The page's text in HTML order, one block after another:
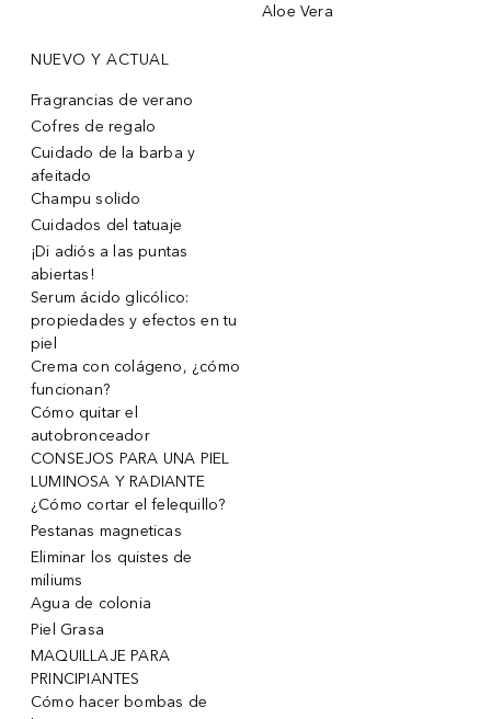
Aloe Vera
NUEVO Y ACTUAL
Fragrancias de verano
Cofres de regalo
Cuidado de la barba y
afeitado
Champu solido
Cuidados del tatuaje
¡Di adiós a las puntas
abiertas!
Serum ácido glicólico:
propiedades y efectos en tu
piel
Crema con colágeno, ¿cómo
funcionan?
Cómo quitar el
autobronceador
CONSEJOS PARA UNA PIEL
LUMINOSA Y RADIANTE
¿Cómo cortar el felequillo?
Pestanas magneticas
Eliminar los quistes de
miliums
Agua de colonia
Piel Grasa
MAQUILLAJE PARA
PRINCIPIANTES
Cómo hacer bombas de